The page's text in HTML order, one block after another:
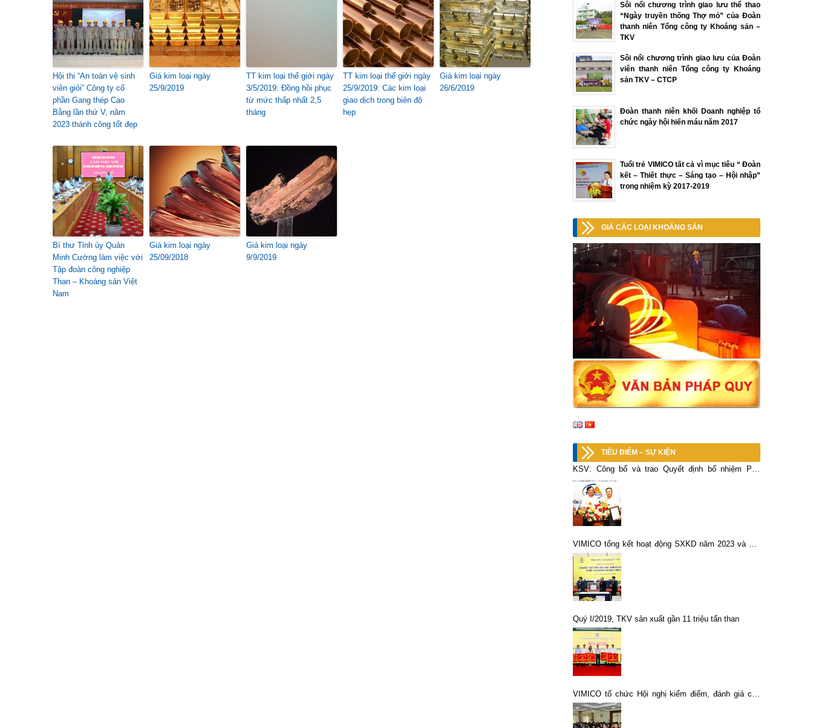
Hội thi “An toàn vệ sinh
viên giỏi” Công ty cổ
phần Gang thép Cao
Bằng lần thứ V, năm
2023 thành công tốt đẹp
Giá kim loại ngày
25/9/2019
TT kim loại thế giới ngày
3/5/2019: Đồng hồi phục
từ mức thấp nhất 2,5
tháng
TT kim loại thế giới ngày
25/9/2019: Các kim loại
giao dịch trong biên độ
hẹp
Giá kim loại ngày
26/6/2019
Bí thư Tỉnh ủy Quản
Minh Cường làm việc với
Tập đoàn công nghiệp
Than – Khoáng sản Việt
Nam
Giá kim loại ngày
25/09/2018
Giá kim loại ngày
9/9/2019
Sôi nổi chương trình giao lưu thể thao
“Ngày truyền thống Thợ mỏ” của Đoàn
thanh niên Tổng công ty Khoáng sản –
TKV
Sôi nổi chương trình giao lưu của Đoàn
viên thanh niên Tổng công ty Khoáng
sản TKV – CTCP
Đoàn thanh niên khối Doanh nghiệp tổ
chức ngày hội hiến máu năm 2017
Tuổi trẻ VIMICO tất cả vì mục tiêu “ Đoàn
kết – Thiết thực – Sáng tạo – Hội nhập”
trong nhiệm kỳ 2017-2019
GIÁ CÁC LOẠI KHOÁNG SẢN
TIÊU ĐIỂM – SỰ KIỆN
KSV: Công bố và trao Quyết định bổ nhiệm Phó
Tổng giám đốc
VIMICO tổng kết hoạt động SXKD năm 2023 và Hội
nghị Người lao động năm 2024
Quý I/2019, TKV sản xuất gần 11 triệu tấn than
VIMICO tổ chức Hội nghị kiểm điểm, đánh giá cán
bộ năm 2016.